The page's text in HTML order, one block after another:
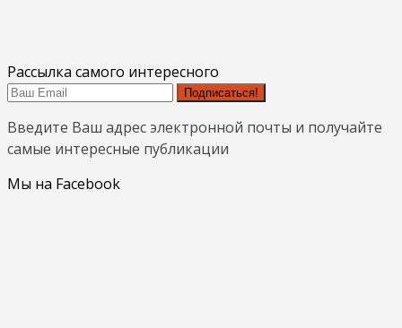
Рассылка самого интересного
Подписаться!
Введите Ваш адрес электронной почты и получайте
самые интересные публикации
Мы на Facebook